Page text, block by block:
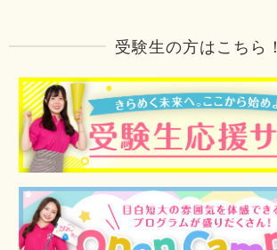
受験生の方はこちら！